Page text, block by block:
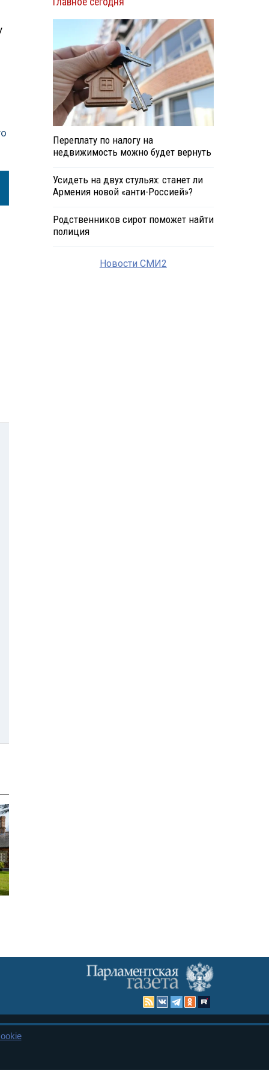
Переплату по налогу на
недвижимость можно будет вернуть
Усидеть на двух стульях: станет ли
Армения новой «анти-Россией»?
Родственников сирот поможет найти
полиция
Новости СМИ2